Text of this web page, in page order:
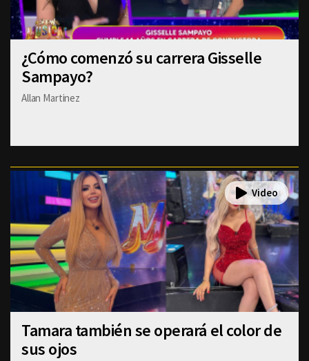
¿Cómo comenzó su carrera Gisselle
Sampayo?
Allan Martinez
Tamara también se operará el color de
sus ojos